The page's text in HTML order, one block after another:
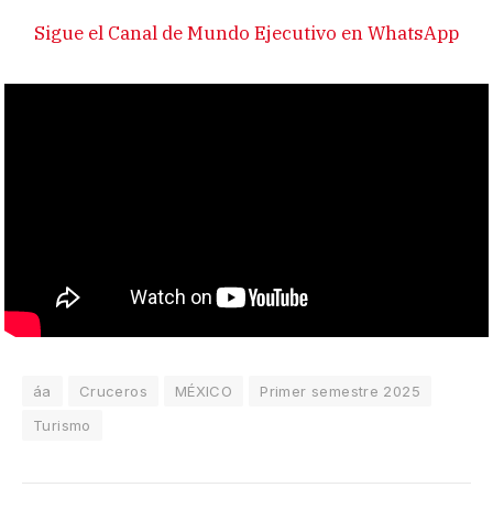
Sigue el Canal de Mundo Ejecutivo en WhatsApp
áa Cruceros MÉXICO
Primer semestre 2025
Turismo